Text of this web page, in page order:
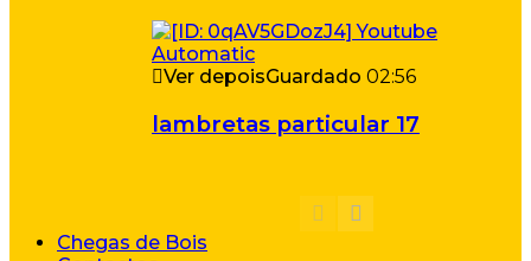
Ver depoisGuardado 02:56
lambretas particular 17
Chegas de Bois